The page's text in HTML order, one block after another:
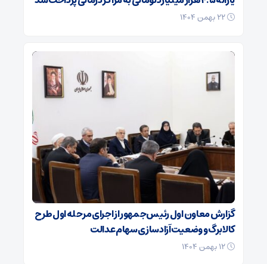
گزارش معاون اول رئیس‌جمهور از اجرای مرحله اول طرح
کالابرگ و وضعیت آزادسازی سهام عدالت